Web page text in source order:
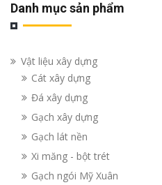
Danh mục sản phẩm
Vật liệu xây dựng
Cát xây dựng
Đá xây dựng
Gạch xây dựng
Gạch lát nền
Xi măng - bột trét
Gạch ngói Mỹ Xuân